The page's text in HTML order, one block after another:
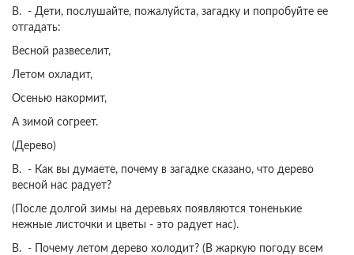
В. - Дети, послушайте, пожалуйста, загадку и попробуйте ее
отгадать:
Весной развеселит,
Летом охладит,
Осенью накормит,
А зимой согреет.
(Дерево)
В. - Как вы думаете, почему в загадке сказано, что дерево
весной нас радует?
(После долгой зимы на деревьях появляются тоненькие
нежные листочки и цветы - это радует нас).
В. - Почему летом дерево холодит? (В жаркую погоду всем